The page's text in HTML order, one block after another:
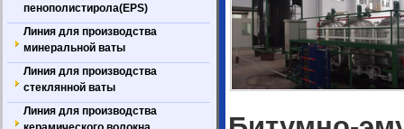
пенополистирола(EPS)
Линия для производства
минеральной ваты
Линия для производства
стеклянной ваты
Линия для производства